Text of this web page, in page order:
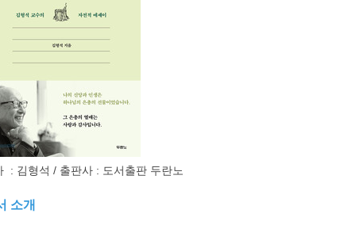
: 김형석 / 출판사 : 도서출판 두란노
소개